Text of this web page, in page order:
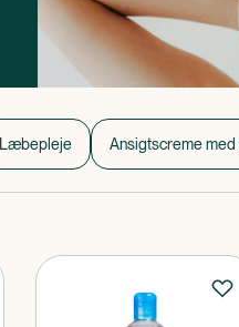
Læbepleje Ansigtscreme